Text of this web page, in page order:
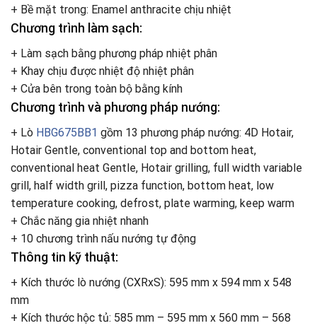
+ Bề mặt trong: Enamel anthracite chịu nhiệt
Chương trình làm sạch:
+ Làm sạch bằng phương pháp nhiệt phân
+ Khay chịu được nhiệt độ nhiệt phân
+ Cửa bên trong toàn bộ bằng kính
Chương trình và phương pháp nướng:
+ Lò HBG675BB1 gồm 13 phương pháp nướng: 4D Hotair,
Hotair Gentle, conventional top and bottom heat,
conventional heat Gentle, Hotair grilling, full width variable
grill, half width grill, pizza function, bottom heat, low
temperature cooking, defrost, plate warming, keep warm
+ Chắc năng gia nhiệt nhanh
+ 10 chương trình nấu nướng tự động
Thông tin kỹ thuật:
+ Kích thước lò nướng (CXRxS): 595 mm x 594 mm x 548
mm
+ Kích thước hộc tủ: 585 mm – 595 mm x 560 mm – 568